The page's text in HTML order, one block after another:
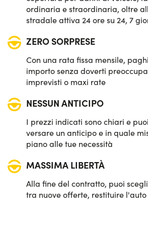
ordinaria e straordinaria, oltre
stradale attiva 24 ore su 24, 7
ZERO SORPRESE
Con una rata fissa mensile,
importo senza doverti
imprevisti o maxi rate
NESSUN ANTICIPO
I prezzi indicati sono chiari e
versare un anticipo e in quale
piano alle tue necessità
MASSIMA LIBERTÀ
Alla fine del contratto, puoi
tra nuove offerte, restituire